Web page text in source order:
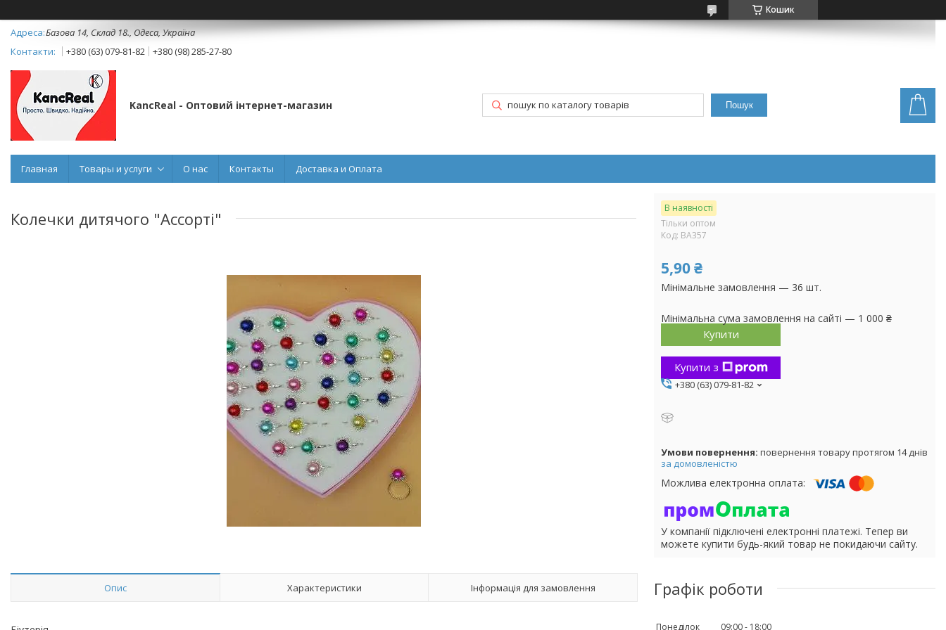
Кошик
Базова 14, Склад 18., Одеса, Україна
+380 (63) 079-81-82
+380 (98) 285-27-80
KancReal - Оптовий інтернет-магазин Пошук
Главная Товары и услуги О нас Контакты Доставка и Оплата
Колечки дитячого "Ассорті"
Опис Характеристики Інформація для замовлення
В наявності
Тільки оптом
Код: BA357
5,90 ₴
Мінімальне замовлення — 36 шт.
Мінімальна сума замовлення на сайті — 1 000 ₴
Купити
Купити з
+380 (63) 079-81-82
повернення товару протягом 14 днів
за домовленістю
У компанії підключені електронні платежі. Тепер ви
можете купити будь-який товар не покидаючи сайту.
Графік роботи
Понеділок 09:00 18:00